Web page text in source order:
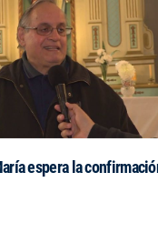
espera la